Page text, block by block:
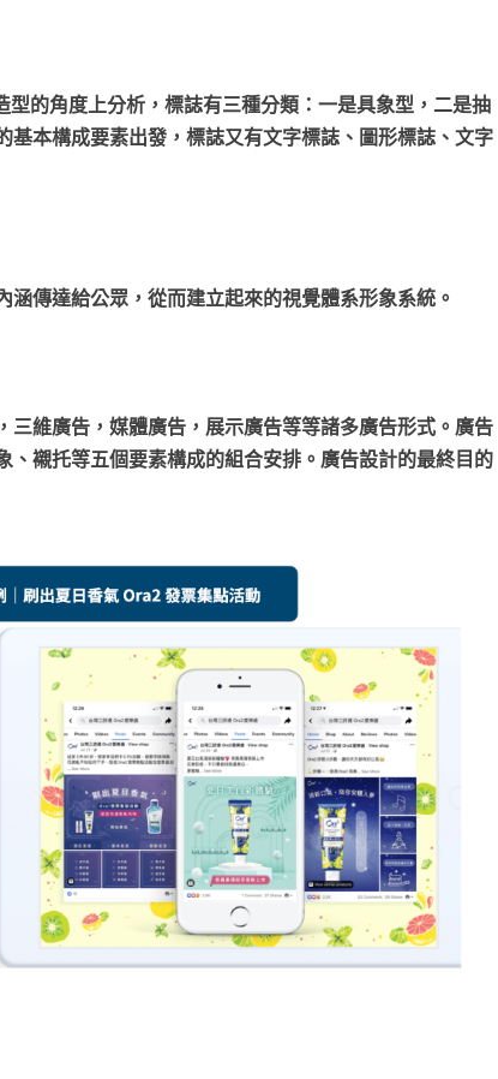
的角度上分析，標誌有三種分類：一是具象型，二是抽
基本構成要素出發，標誌又有文字標誌、圖形標誌、文字
傳達給公眾，從而建立起來的視覺體系形象系統。
三維廣告，媒體廣告，展示廣告等等諸多廣告形式。廣告
、襯托等五個要素構成的組合安排。廣告設計的最終目的